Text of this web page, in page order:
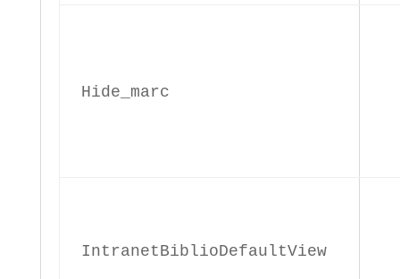
Hide_marc
IntranetBiblioDefaultView